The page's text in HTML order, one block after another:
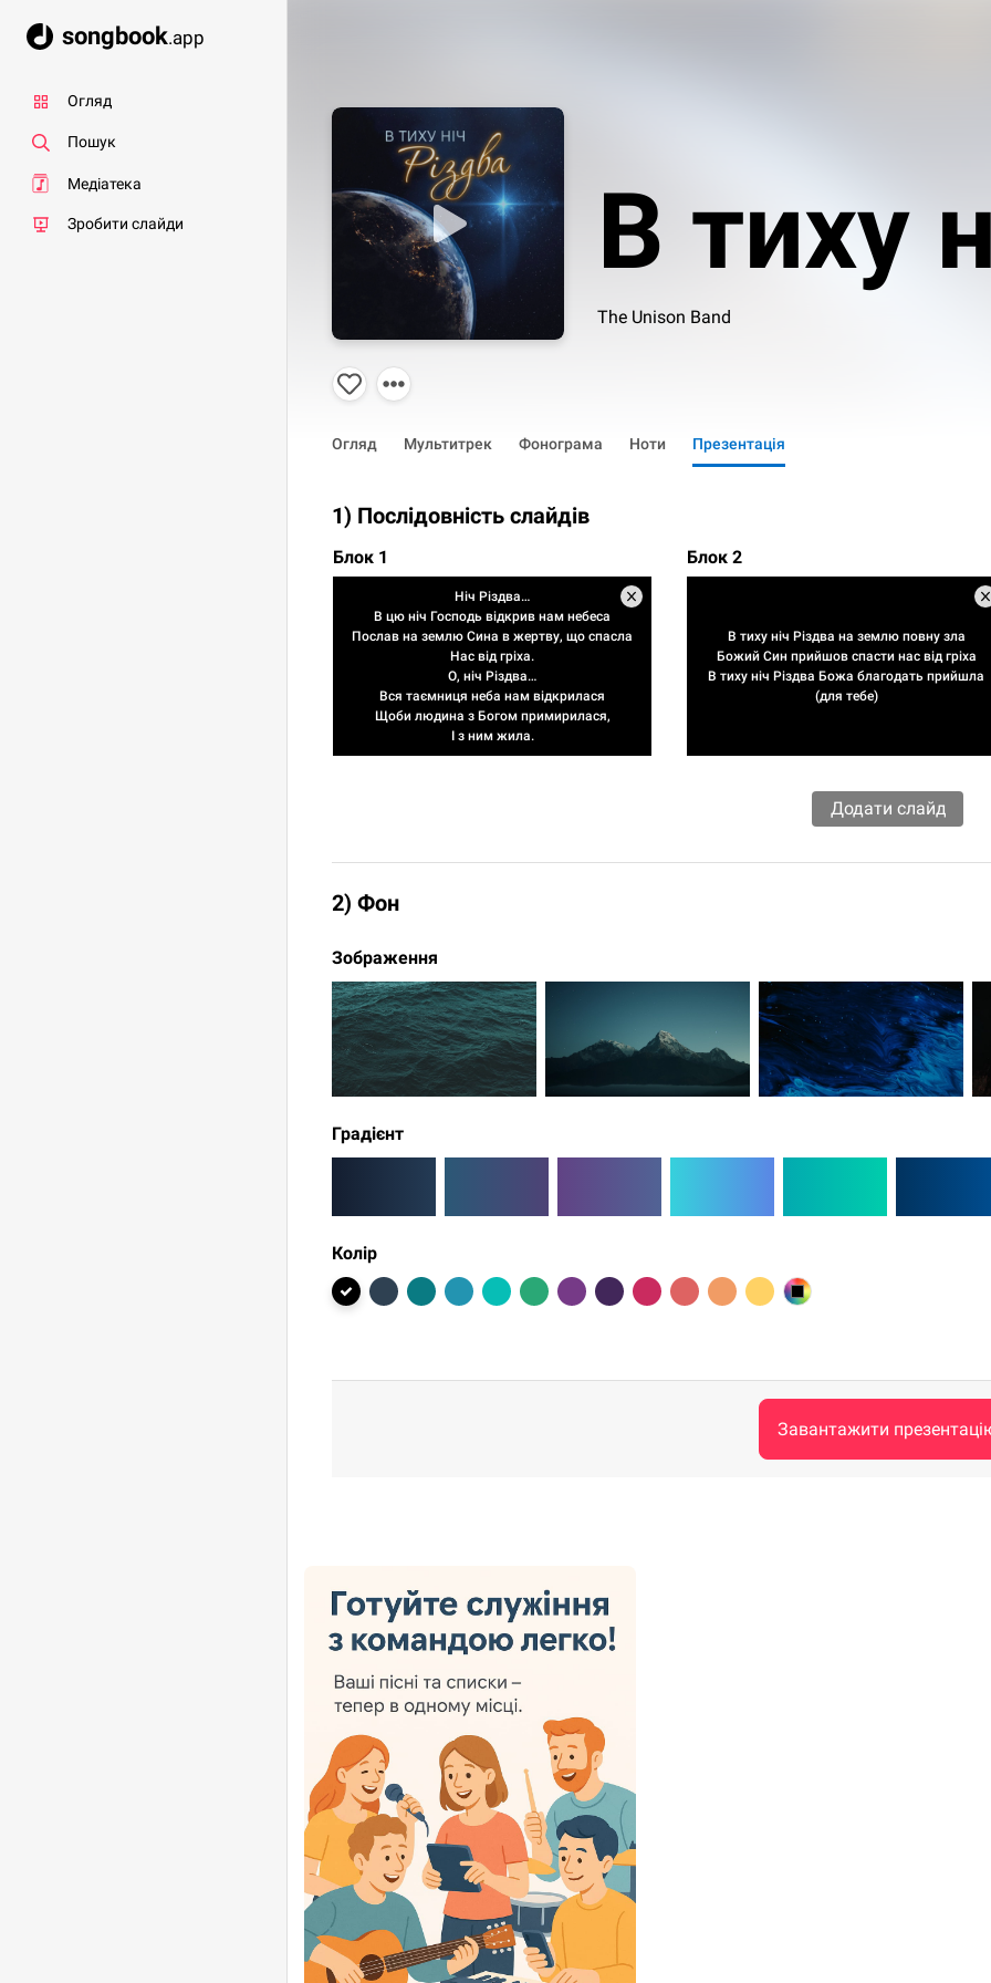
songbook.app
Огляд
Пошук
Медіатека
Зробити слайди В тиху
The Unison Band
Огляд Мультитрек Фонограма Ноти Презентація
1) Послідовність слайдів
Блок 1
Ніч Різдва…
В цю ніч Господь відкрив нам небеса
Послав на землю Сина в жертву, що спасла
Нас від гріха.
О, ніч Різдва…
Вся таємниця неба нам відкрилася
Щоби людина з Богом примирилася,
І з ним жила.
Блок 2
В тиху ніч Різдва на землю повну зла
Божий Син прийшов спасти нас від гріха
В тиху ніч Різдва Божа благодать прийшла
(для тебе)
2) Фон
Зображення
Градієнт
Колір
Завантажити